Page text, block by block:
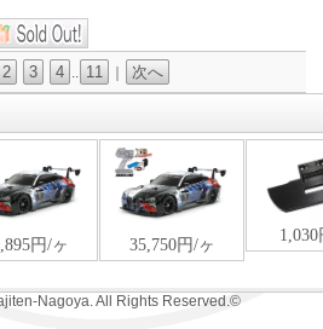
2 3 4 .. 11 次へ
Nagoya. All Rights Reserved.©